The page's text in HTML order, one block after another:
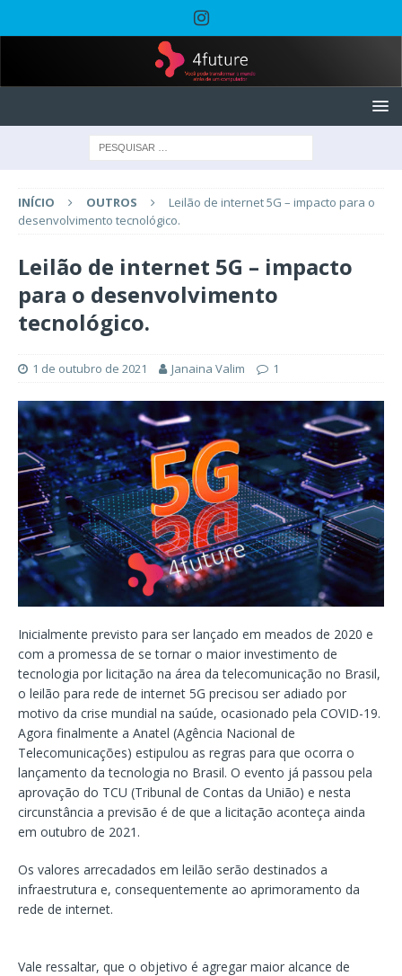
INÍCIO OUTROS
Leilão de internet 5G – impacto para o
desenvolvimento tecnológico.
Leilão de internet 5G – impacto
para o desenvolvimento
tecnológico.
1 de outubro de 2021 Janaina Valim 1
Inicialmente previsto para ser lançado em meados de 2020 e
com a promessa de se tornar o maior investimento de
tecnologia por licitação na área da telecomunicação no Brasil,
o leilão para rede de internet 5G precisou ser adiado por
motivo da crise mundial na saúde, ocasionado pela COVID-19.
Agora finalmente a Anatel (Agência Nacional de
Telecomunicações) estipulou as regras para que ocorra o
lançamento da tecnologia no Brasil. O evento já passou pela
aprovação do TCU (Tribunal de Contas da União) e nesta
circunstância a previsão é de que a licitação aconteça ainda
em outubro de 2021.
Os valores arrecadados em leilão serão destinados a
infraestrutura e, consequentemente ao aprimoramento da
rede de internet.
Vale ressaltar, que o objetivo é agregar maior alcance de